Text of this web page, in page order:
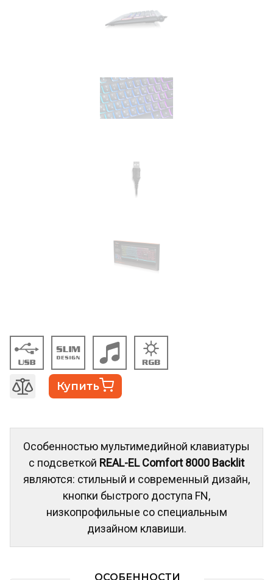
Купить
Особенностью мультимедийной клавиатуры
с подсветкой REAL-EL Comfort 8000 Backlit
являются: стильный и современный дизайн,
кнопки быстрого доступа FN,
низкопрофильные со специальным
дизайном клавиши.
ОСОБЕННОСТИ